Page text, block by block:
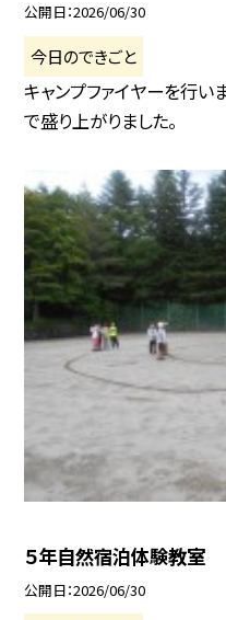
公開日 2026/06/30
今日のできごと
キャンプファイヤーを行い
で盛り上がりました。
５年自然宿泊体験教室
公開日 2026/06/30